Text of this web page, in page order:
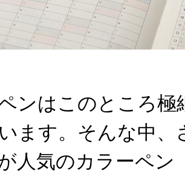
ンはこのところ極
ます。そんな中、
人気のカラーペン